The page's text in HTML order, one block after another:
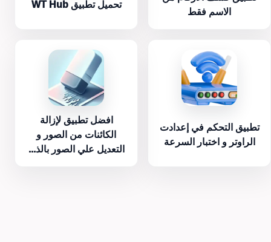
الاسم فقط
تحميل تطبيق WT Hub
تطبيق التحكم في إعدادت
الراوتر و اختبار السرعة
افضل تطبيق لإزالة
الكائنات من الصور و
التعديل علي الصور بالذ...